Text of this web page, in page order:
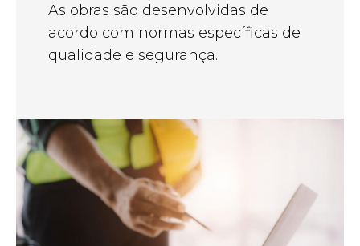
As obras são desenvolvidas de
acordo com normas específicas de
qualidade e segurança.